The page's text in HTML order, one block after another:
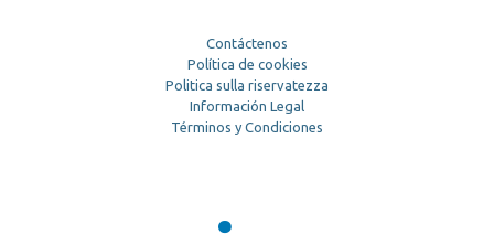
Contáctenos
Política de cookies
Politica sulla riservatezza
Información Legal
Términos y Condiciones